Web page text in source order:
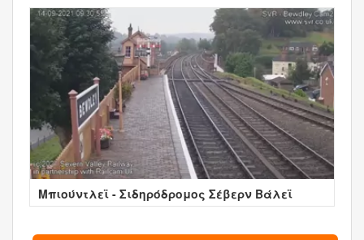
Μπιούντλεϊ - Σιδηρόδρομος Σέβερν Βάλεϊ